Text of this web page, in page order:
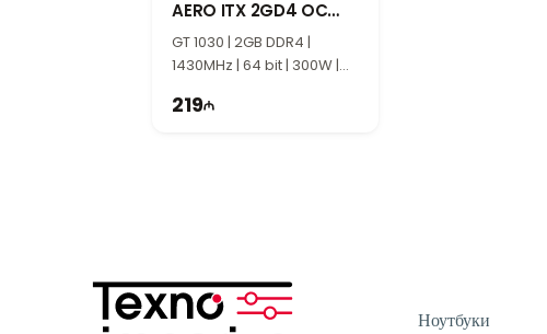
AERO ITX 2GD4 OC
2GB
GT 1030 | 2GB DDR4 |
1430MHz | 64 bit | 300W |
219
Ноутбуки